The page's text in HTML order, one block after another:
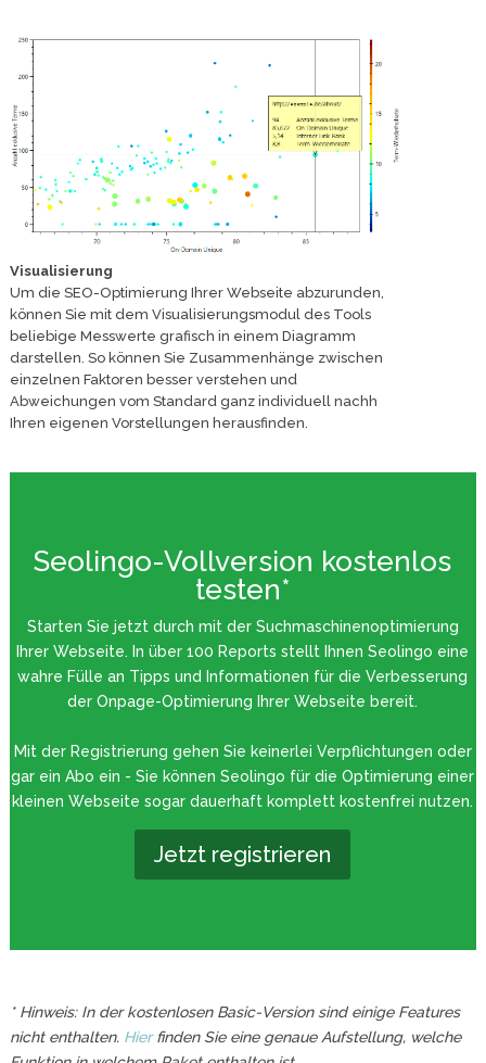
Visualisierung
Um die SEO-Optimierung Ihrer Webseite abzurunden,
können Sie mit dem Visualisierungsmodul des Tools
beliebige Messwerte grafisch in einem Diagramm
darstellen. So können Sie Zusammenhänge zwischen
einzelnen Faktoren besser verstehen und
Abweichungen vom Standard ganz individuell nachh
Ihren eigenen Vorstellungen herausfinden.
Seolingo-Vollversion kostenlos
testen*
Starten Sie jetzt durch mit der Suchmaschinenoptimierung
Ihrer Webseite. In über 100 Reports stellt Ihnen Seolingo eine
wahre Fülle an Tipps und Informationen für die Verbesserung
der Onpage-Optimierung Ihrer Webseite bereit.
Mit der Registrierung gehen Sie keinerlei Verpflichtungen oder
gar ein Abo ein - Sie können Seolingo für die Optimierung einer
kleinen Webseite sogar dauerhaft komplett kostenfrei nutzen.
Jetzt registrieren
* Hinweis: In der kostenlosen Basic-Version sind einige Features
nicht enthalten. Hierfinden Sie eine genaue Aufstellung, welche